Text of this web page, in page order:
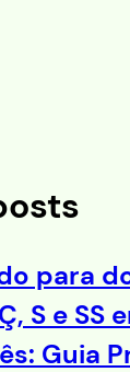
para
S e SS
Guia